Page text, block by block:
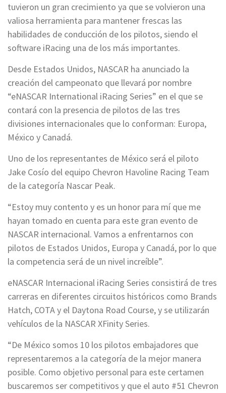
tuvieron un gran crecimiento ya que se volvieron una
valiosa herramienta para mantener frescas las
habilidades de conducción de los pilotos, siendo el
software iRacing una de los más importantes.
Desde Estados Unidos, NASCAR ha anunciado la
creación del campeonato que llevará por nombre
“eNASCAR International iRacing Series” en el que se
contará con la presencia de pilotos de las tres
divisiones internacionales que lo conforman: Europa,
México y Canadá.
Uno de los representantes de México será el piloto
Jake Cosío del equipo Chevron Havoline Racing Team
de la categoría Nascar Peak.
“Estoy muy contento y es un honor para mí que me
hayan tomado en cuenta para este gran evento de
NASCAR internacional. Vamos a enfrentarnos con
pilotos de Estados Unidos, Europa y Canadá, por lo que
la competencia será de un nivel increíble”.
eNASCAR Internacional iRacing Series consistirá de tres
carreras en diferentes circuitos históricos como Brands
Hatch, COTA y el Daytona Road Course, y se utilizarán
vehículos de la NASCAR XFinity Series.
“De México somos 10 los pilotos embajadores que
representaremos a la categoría de la mejor manera
posible. Como objetivo personal para este certamen
buscaremos ser competitivos y que el auto #51 Chevron